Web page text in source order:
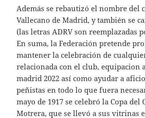
Además se rebautizó el nombre del
Vallecano de Madrid, y también se
(las letras ADRV son reemplazadas
En suma, la Federación pretende
mantener la celebración de
relacionada con el club, equipacion
madrid 2022 así como ayudar a
peñistas en todo lo que fuera
mayo de 1917 se celebró la Copa del
Motrera, que se llevó a sus vitrinas